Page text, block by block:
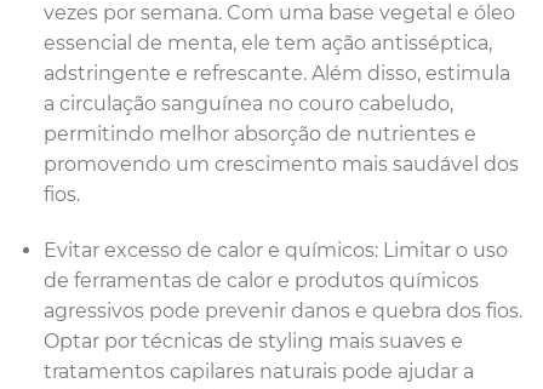
vezes por semana. Com uma base vegetal e óleo
essencial de menta, ele tem ação antisséptica,
adstringente e refrescante. Além disso, estimula
a circulação sanguínea no couro cabeludo,
permitindo melhor absorção de nutrientes e
promovendo um crescimento mais saudável dos
fios.
Evitar excesso de calor e químicos: Limitar o uso
de ferramentas de calor e produtos químicos
agressivos pode prevenir danos e quebra dos fios.
Optar por técnicas de styling mais suaves e
tratamentos capilares naturais pode ajudar a